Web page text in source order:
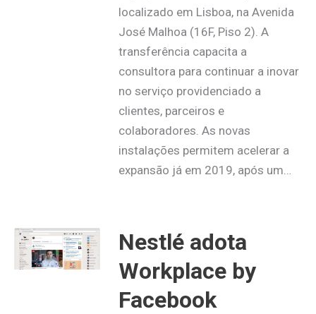
localizado em Lisboa, na Avenida
José Malhoa (16F, Piso 2). A
transferência capacita a
consultora para continuar a inovar
no serviço providenciado a
clientes, parceiros e
colaboradores. As novas
instalações permitem acelerar a
expansão já em 2019, após um…
Nestlé adota
Workplace by
Facebook